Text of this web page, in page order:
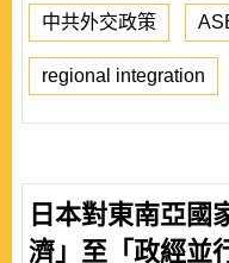
中共外交政策
regional integration
日本對東南亞國
濟」至「政經並